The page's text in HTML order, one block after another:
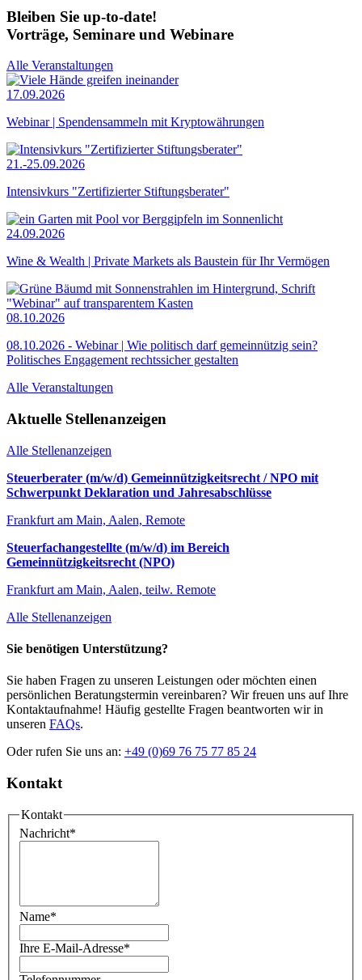
Bleiben Sie up-to-date!
Vorträge, Seminare und Webinare
Alle Veranstaltungen
17.09.2026
Webinar | Spendensammeln mit Kryptowährungen
21.-25.09.2026
Intensivkurs "Zertifizierter Stiftungsberater"
24.09.2026
Wine & Wealth | Private Markets als Baustein für Ihr Vermögen
08.10.2026
08.10.2026 - Webinar | Wie politisch darf gemeinnützig sein?
Politisches Engagement rechtssicher gestalten
Alle Veranstaltungen
Aktuelle Stellenanzeigen
Alle Stellenanzeigen
Steuerberater (m/w/d) Gemeinnützigkeitsrecht / NPO mit
Schwerpunkt Deklaration und Jahresabschlüsse
Frankfurt am Main, Aalen, Remote
Steuerfachangestellte (m/w/d) im Bereich
Gemeinnützigkeitsrecht (NPO)
Frankfurt am Main, Aalen, teilw. Remote
Alle Stellenanzeigen
Sie benötigen Unterstützung?
Sie haben Fragen zu unseren Leistungen oder möchten einen
persönlichen Beratungstermin vereinbaren? Wir freuen uns auf Ihre
Kontaktaufnahme! Häufig gestellte Fragen beantworten wir in
unseren FAQs.
Oder rufen Sie uns an: +49 (0)69 76 75 77 85 24
Kontakt
Kontakt
Nachricht*
Name*
Ihre E-Mail-Adresse*